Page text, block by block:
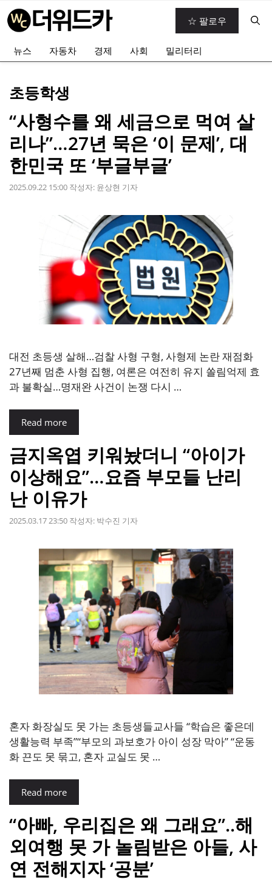
텐
☆ 팔로우
뉴스 자동차 경제 사회 밀리터리
초등학생
“사형수를 왜 세금으로 먹여 살
리나”…27년 묵은 ‘이 문제’, 대
한민국 또 ‘부글부글’
2025.09.22 15:00 작성자: 윤상현 기자
대전 초등생 살해…검찰 사형 구형, 사형제 논란 재점화
27년째 멈춘 사형 집행, 여론은 여전히 유지 쏠림억제 효
과 불확실…명재완 사건이 논쟁 다시 …
Read more
금지옥엽 키워놨더니 “아이가
이상해요”…요즘 부모들 난리
난 이유가
2025.03.17 23:50 작성자: 박수진 기자
혼자 화장실도 못 가는 초등생들교사들 “학습은 좋은데
생활능력 부족”“부모의 과보호가 아이 성장 막아” “운동
화 끈도 못 묶고, 혼자 교실도 못 …
Read more
“아빠, 우리집은 왜 그래요”..해
외여행 못 가 놀림받은 아들, 사
연 전해지자 ‘공분’